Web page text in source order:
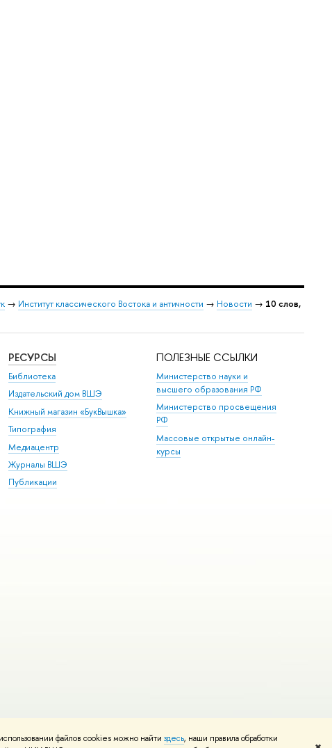
файлов cookies можно найти здесь, наши правила обработки
→ Институт классического Востока и античности → Новости → 10 слов,
РЕСУРСЫ
Библиотека
Издательский дом ВШЭ
Книжный магазин «БукВышка»
Типография
Медиацентр
Журналы ВШЭ
Публикации
ПОЛЕЗНЫЕ ССЫЛКИ
Министерство науки и
высшего образования РФ
Министерство просвещения
РФ
Массовые открытые онлайн-
курсы
Редактору
Карта сайта